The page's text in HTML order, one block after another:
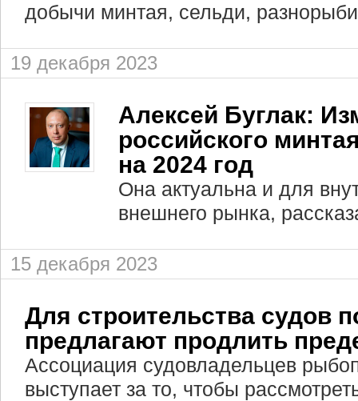
добычи минтая, сельди,
19 декабря 2023
Алексей Буглак:
российского
на 2024 год
Она актуальна и для
внешнего рынка,
15 декабря 2023
Для строительства судов
предлагают продлить
Ассоциация судовладельцев
выступает за то, чтобы